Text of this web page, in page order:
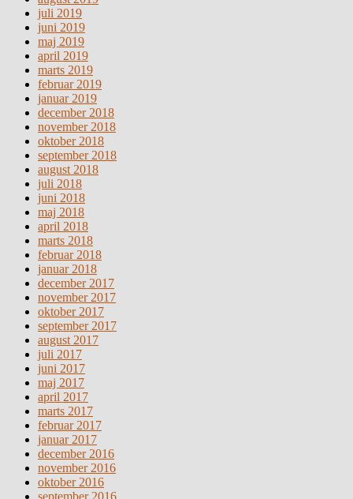
juli 2019
juni 2019
maj 2019
april 2019
marts 2019
februar 2019
januar 2019
december 2018
november 2018
oktober 2018
september 2018
august 2018
juli 2018
juni 2018
maj 2018
april 2018
marts 2018
februar 2018
januar 2018
december 2017
november 2017
oktober 2017
september 2017
august 2017
juli 2017
juni 2017
maj 2017
april 2017
marts 2017
februar 2017
januar 2017
december 2016
november 2016
oktober 2016
september 2016